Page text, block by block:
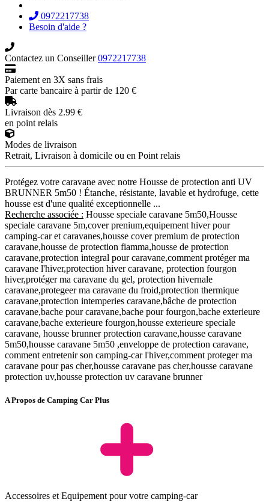
0972217738
Besoin d'aide ?
Contactez un Conseiller0972217738
Paiement en 3X sans frais
Par carte bancaire à partir de 120 €
Livraison dès 2.99 €
en point relais
Modes de livraison
Retrait, Livraison à domicile ou en Point relais
Protégez votre caravane avec notre Housse de protection anti UV
BRUNNER 5m50 ! Étanche, résistante, lavable et hydrofuge, cette
housse est d'une qualité exceptionnelle ...
Recherche associée : Housse speciale caravane 5m50,Housse
speciale caravane 5m,cover prenium,equipement hiver pour
camping-car et caravanes,housse cover premium de protection
caravane,housse de protection fiamma,housse de protection
caravane,protection integral pour caravane,comment protéger ma
caravane l'hiver,protection hiver caravane, protection fourgon
hiver,protéger ma caravane du gel, protection hivernale
caravane,protegeer ma caravane du froid,protection thermique
caravane,protection intemperies caravane,bâche de protection
caravane,bache pour caravane,bache pour fourgon,bache exterieure
caravane,bache exterieure fourgon,housse exterieure speciale
caravane, housse brunner protection caravane,housse caravane
5m50,housse caravane 5m50 ,enveloppe de protection caravane,
comment entretenir son camping-car l'hiver,comment proteger ma
caravane pour pas cher,housse caravane pas cher,housse caravane
protection uv,housse protection uv caravane brunner
A Propos de Camping Car Plus
Accessoires et Equipement pour votre camping-car